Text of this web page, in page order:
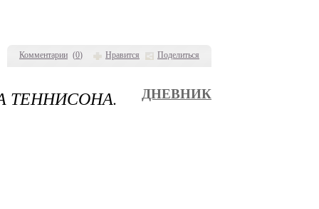
Комментарии (0) Нравится Поделиться
ТЕННИСОНА. ДНЕВНИК